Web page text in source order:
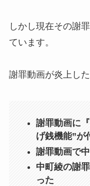
しかし現在その謝
ています。
謝罪動画が炎上し
謝罪動画に
げ銭機能”が
謝罪動画で
中町綾の謝
った